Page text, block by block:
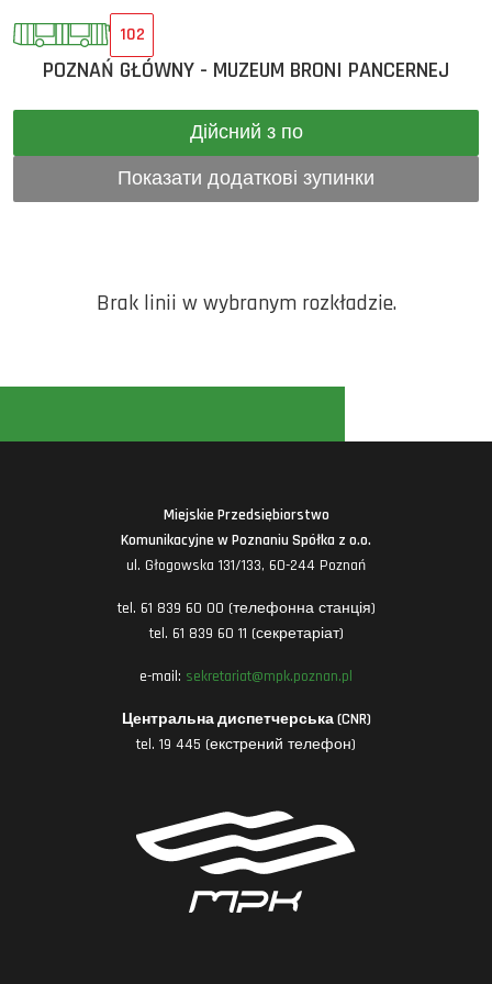
102
POZNAŃ GŁÓWNY - MUZEUM BRONI PANCERNEJ
Дійсний з по
Показати додаткові зупинки
Brak linii w wybranym rozkładzie.
Miejskie Przedsiębiorstwo
Komunikacyjne w Poznaniu Spółka z o.o.
ul. Głogowska 131/133, 60-244 Poznań
tel. 61 839 60 00 (телефонна станція)
tel. 61 839 60 11 (секретаріат)
e-mail: sekretariat@mpk.poznan.pl
Центральна диспетчерська (CNR)
tel. 19 445 (екстрений телефон)